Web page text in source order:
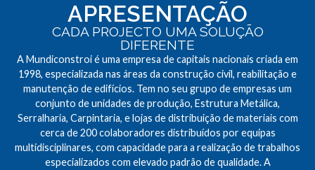
APRESENTAÇÃO
CADA PROJECTO UMA SOLUÇÃO
DIFERENTE
A Mundiconstroi é uma empresa de capitais nacionais criada em
1998, especializada nas áreas da construção civil, reabilitação e
manutenção de edifícios. Tem no seu grupo de empresas um
conjunto de unidades de produção, Estrutura Metálica,
Serralharia, Carpintaria, e lojas de distribuição de materiais com
cerca de 200 colaboradores distribuídos por equipas
multidisciplinares, com capacidade para a realização de trabalhos
especializados com elevado padrão de qualidade. A